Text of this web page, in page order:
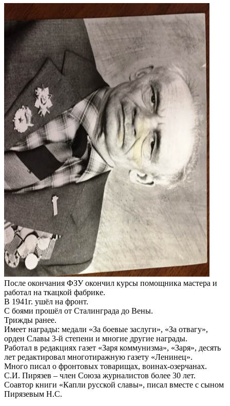
После окончания ФЗУ окончил курсы помощника мастера и
работал на ткацкой фабрике.
В 1941г. ушёл на фронт.
С боями прошёл от Сталинграда до Вены.
Трижды ранее.
Имеет награды: медали «За боевые заслуги», «За отвагу»,
орден Славы 3-й степени и многие другие награды.
Работал в редакциях газет «Заря коммунизма», «Заря», десять
лет редактировал многотиражную газету «Ленинец».
Много писал о фронтовых товарищах, воинах-озерчанах.
С.И. Пирязев – член Союза журналистов более 30 лет.
Соавтор книги «Капли русской славы», писал вместе с сыном
Пирязевым Н.С.